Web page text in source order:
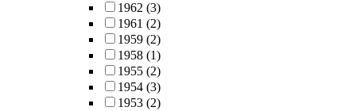
1962 (3)
1961 (2)
1959 (2)
1958 (1)
1955 (2)
1954 (3)
1953 (2)